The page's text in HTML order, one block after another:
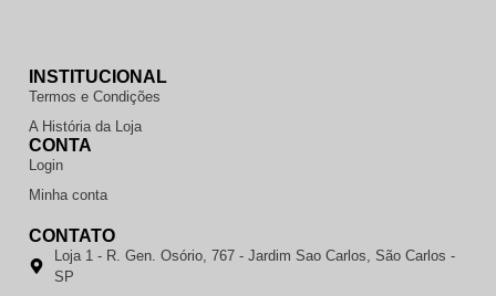
INSTITUCIONAL
Termos e Condições
A História da Loja
CONTA
Login
Minha conta
CONTATO
Loja 1 - R. Gen. Osório, 767 - Jardim Sao Carlos, São Carlos -
SP